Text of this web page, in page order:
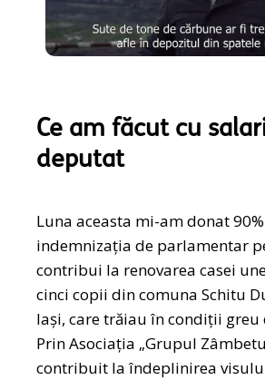
Ce am făcut cu
deputat
Luna aceasta mi-am donat
indemnizația de parlamentar
contribui la renovarea casei
cinci copii din comuna Schitu
Iași, care trăiau în condiții greu
Prin Asociația „Grupul
contribuit la îndeplinirea